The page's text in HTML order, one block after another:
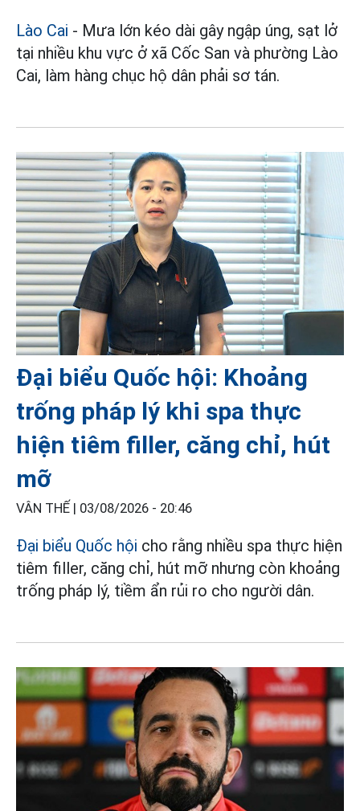
Lào Cai - Mưa lớn kéo dài gây ngập úng, sạt lở
tại nhiều khu vực ở xã Cốc San và phường Lào
Cai, làm hàng chục hộ dân phải sơ tán.
Đại biểu Quốc hội: Khoảng
trống pháp lý khi spa thực
hiện tiêm filler, căng chỉ, hút
mỡ
VÂN THẾ | 03/08/2026 - 20:46
Đại biểu Quốc hội cho rằng nhiều spa thực hiện
tiêm filler, căng chỉ, hút mỡ nhưng còn khoảng
trống pháp lý, tiềm ẩn rủi ro cho người dân.